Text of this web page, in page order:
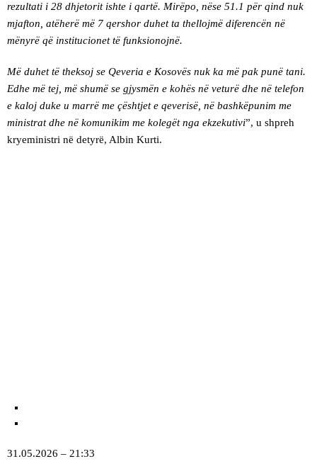
rezultati i 28 dhjetorit ishte i qartë. Mirëpo, nëse 51.1 për qind nuk
mjafton, atëherë më 7 qershor duhet ta thellojmë diferencën në
mënyrë që institucionet të funksionojnë.
Më duhet të theksoj se Qeveria e Kosovës nuk ka më pak punë tani.
Edhe më tej, më shumë se gjysmën e kohës në veturë dhe në telefon
e kaloj duke u marrë me çështjet e qeverisë, në bashkëpunim me
ministrat dhe në komunikim me kolegët nga ekzekutivi”, u shpreh
kryeministri në detyrë, Albin Kurti.
31.05.2026 – 21:33